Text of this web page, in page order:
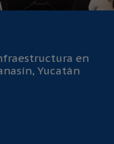
en
Yucatán